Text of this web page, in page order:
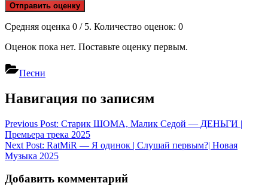
Отправить оценку
Средняя оценка 0 / 5. Количество оценок: 0
Оценок пока нет. Поставьте оценку первым.
Песни
Навигация по записям
Previous Post: Старик ШОМА, Малик Седой — ДЕНЬГИ |
Премьера трека 2025
Next Post: RatMiR — Я одинок | Слушай первым?| Новая
Музыка 2025
Добавить комментарий